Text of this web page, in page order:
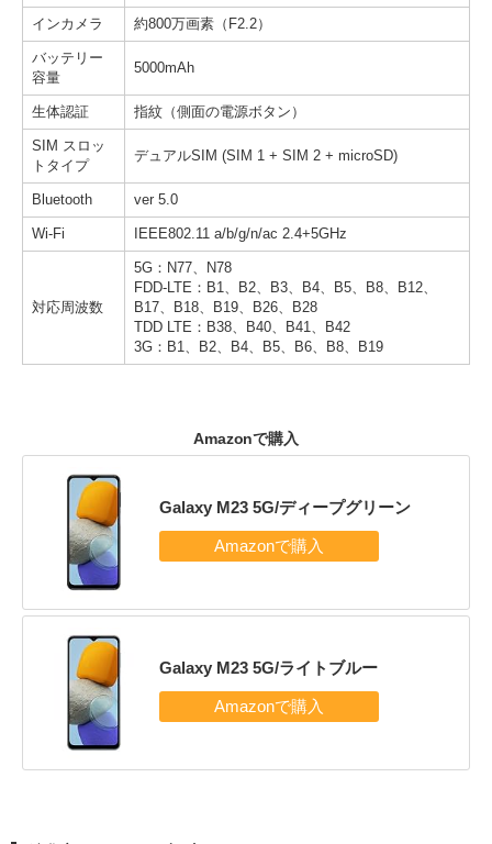
インカメラ 約800万画素（F2.2）
バッテリー
容量
5000mAh
生体認証 指紋（側面の電源ボタン）
SIM スロッ
トタイプ
デュアルSIM (SIM 1 + SIM 2 + microSD)
Bluetooth ver 5.0
Wi-Fi IEEE802.11 a/b/g/n/ac 2.4+5GHz
対応周波数
5G：N77、N78
FDD-LTE：B1、B2、B3、B4、B5、B8、B12、
B17、B18、B19、B26、B28
TDD LTE：B38、B40、B41、B42
3G：B1、B2、B4、B5、B6、B8、B19
Amazonで購入
Galaxy M23 5G/ディープグリーン
Galaxy M23 5G/ライトブルー